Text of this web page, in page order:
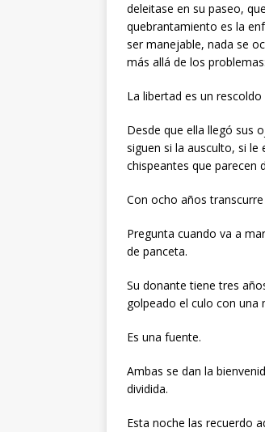
deleitase en su paseo,
quebrantamiento es la
ser manejable, nada se
más allá de los
La libertad es un
Desde que ella llegó sus
siguen si la ausculto, si
chispeantes que parecen
Con ocho años
Pregunta cuando va a
de panceta.
Su donante tiene tres
golpeado el culo con una
Es una fuente.
Ambas se dan la
dividida.
Esta noche las recuerdo